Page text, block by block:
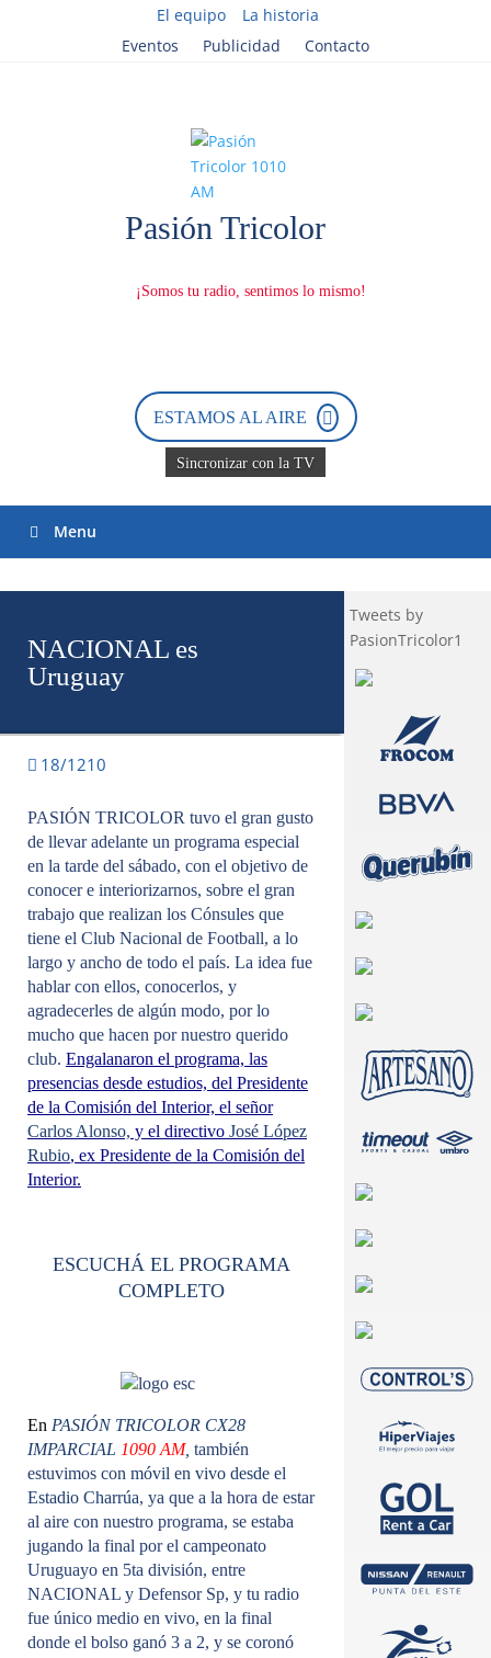
El equipo
La historia
Eventos
Publicidad Contacto
ESTAMOS AL AIRE
Sincronizar con la TV
Menu
NACIONAL es
Uruguay
18/1210
PASIÓN TRICOLOR tuvo el gran gusto
de llevar adelante un programa especial
en la tarde del sábado, con el objetivo de
conocer e interiorizarnos, sobre el gran
trabajo que realizan los Cónsules que
tiene el Club Nacional de Football, a lo
largo y ancho de todo el país. La idea fue
hablar con ellos, conocerlos, y
agradecerles de algún modo, por lo
mucho que hacen por nuestro querido
club. Engalanaron el programa, las
presencias desde estudios, del Presidente
de la Comisión del Interior, el señor
Carlos Alonso, y el directivo José López
Rubio, ex Presidente de la Comisión del
Interior.
ESCUCHÁ EL PROGRAMA
COMPLETO
En PASIÓN TRICOLOR CX28
IMPARCIAL 1090 AM, también
estuvimos con móvil en vivo desde el
Estadio Charrúa, ya que a la hora de estar
al aire con nuestro programa, se estaba
jugando la final por el campeonato
Uruguayo en 5ta división, entre
NACIONAL y Defensor Sp, y tu radio
fue único medio en vivo, en la final
donde el bolso ganó 3 a 2, y se coronó
Tweets by
PasionTricolor1